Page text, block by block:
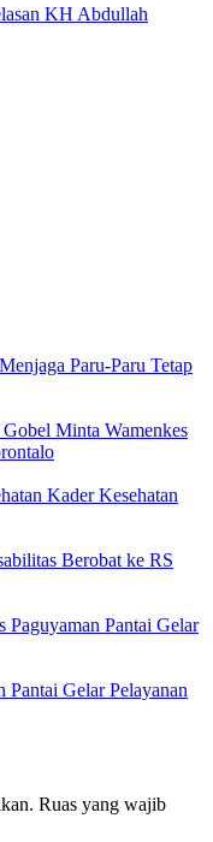
KH Abdullah
Paru-Paru Tetap
Minta Wamenkes
Kader Kesehatan
Berobat ke RS
Paguyaman Pantai Gelar
Pantai Gelar Pelayanan
Ruas yang wajib